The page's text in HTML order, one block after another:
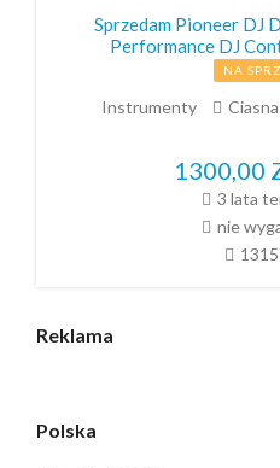
Sprzedam Pioneer DJ
Performance DJ
NA
Instrumenty Ciasna
1300,00
3 lata
nie
1315
Reklama
Polska